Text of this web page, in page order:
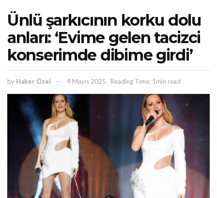
Ünlü şarkıcının korku dolu
anları: ‘Evime gelen tacizci
konserimde dibime girdi’
by Haber Özel 4 Mayıs 2025 Reading Time: 1min read